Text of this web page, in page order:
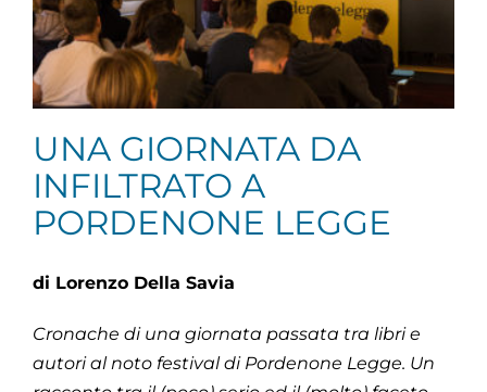
UNA GIORNATA DA
INFILTRATO A
PORDENONE LEGGE
di Lorenzo Della Savia
Cronache di una giornata passata tra libri e
autori al noto festival di Pordenone Legge. Un